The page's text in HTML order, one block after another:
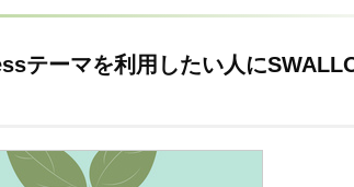
テーマを利用したい人に